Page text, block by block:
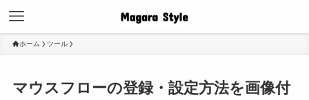
ホーム ツール
マウスフローの登録・設定方法を画像付